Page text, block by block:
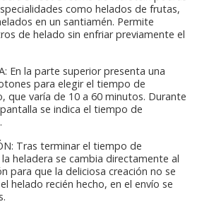
como helados de frutas,
en un santiamén. Permite
de helado sin enfriar previamente el
En la parte superior presenta una
para elegir el tiempo de
que varía de 10 a 60 minutos. Durante
se indica el tiempo de
Tras terminar el tiempo de
heladera se cambia directamente al
para que la deliciosa creación no se
helado recién hecho, en el envío se